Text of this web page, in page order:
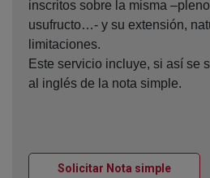
inscritos sobre la misma
usufructo…- y su extensión,
limitaciones.
Este servicio incluye, si así se
al inglés de la nota simple.
Solicitar Nota simple